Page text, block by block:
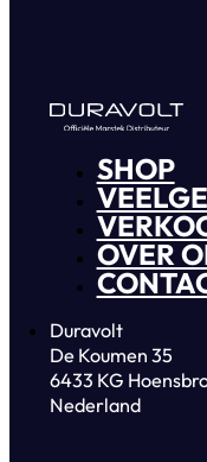
SHOP
OVER
Duravolt
De Koumen 35
6433 KG
Nederland